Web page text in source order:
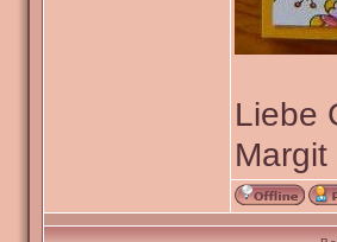
Liebe
Margit